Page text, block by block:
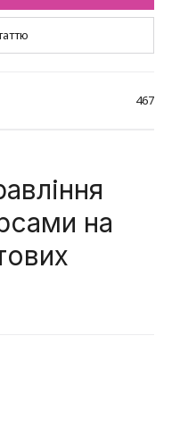
467
на